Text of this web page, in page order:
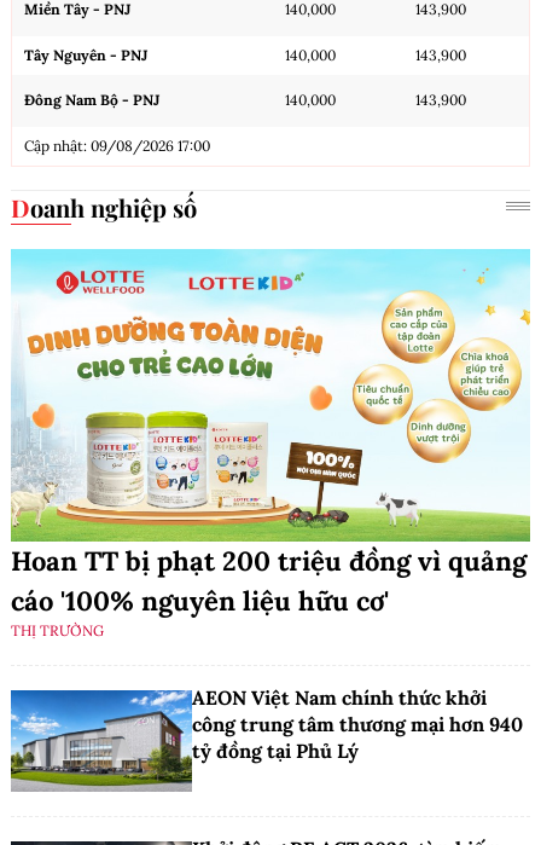
Miền Tây - PNJ 140,000 143,900
Tây Nguyên - PNJ 140,000 143,900
Đông Nam Bộ - PNJ 140,000 143,900
Cập nhật: 09/08/2026 17:00
Doanh nghiệp số
Hoan TT bị phạt 200 triệu đồng vì quảng
cáo '100% nguyên liệu hữu cơ'
THỊ TRƯỜNG
AEON Việt Nam chính thức khởi
công trung tâm thương mại hơn 940
tỷ đồng tại Phủ Lý